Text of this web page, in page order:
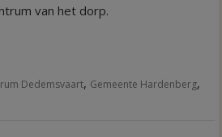
van het dorp.
Dedemsvaart, Gemeente Hardenberg,